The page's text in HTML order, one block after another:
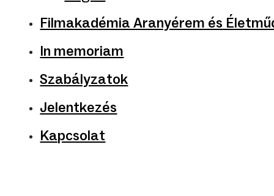
Filmakadémia Aranyérem és
In memoriam
Szabályzatok
Jelentkezés
Kapcsolat